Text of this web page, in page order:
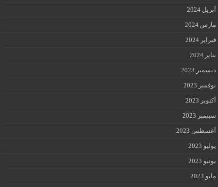
أبريل 2024
مارس 2024
فبراير 2024
يناير 2024
ديسمبر 2023
نوفمبر 2023
أكتوبر 2023
سبتمبر 2023
أغسطس 2023
يوليو 2023
يونيو 2023
مايو 2023